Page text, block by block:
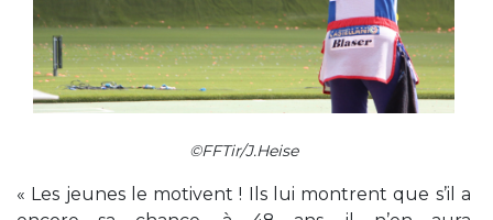
©FFTir/J.Heise
« Les jeunes le motivent ! Ils lui montrent que s’il a